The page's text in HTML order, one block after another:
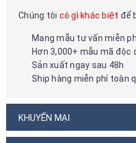
Chúng tôi có gì khác biệt để
Mang mẫu tư vấn miễn
Hơn 3,000+ mẫu mã độc
Sản xuất ngay sau 48h
Ship hàng miễn phí toàn
KHUYẾN MẠI